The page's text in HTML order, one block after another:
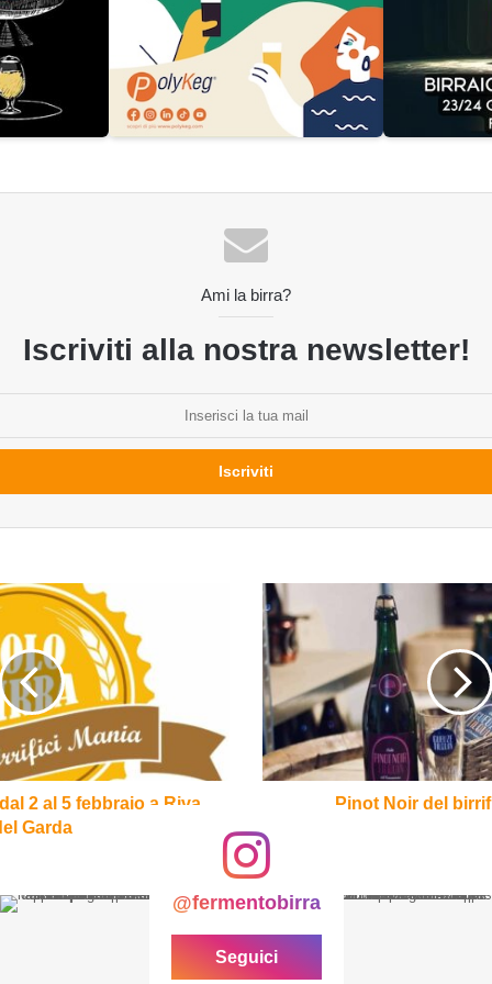
Ami la birra?
Iscriviti alla nostra newsletter!
2 al 5 febbraio a Riva
Garda
Pinot
Noir
del
birrificio
Tilquin
Pinot Noir del
@fermentobirra
Seguici